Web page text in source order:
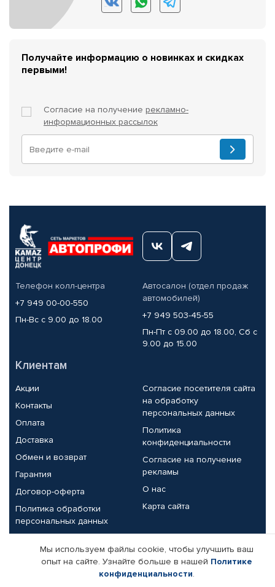
Получайте информацию о новинках и скидках
первыми!
Согласие на получение рекламно-
информационных рассылок
Телефон колл-центра
+7 949 00-00-550
Пн-Вс с 9.00 до 18.00
Автосалон (отдел продаж
автомобилей)
+7 949 503-45-55
Пн-Пт с 09.00 до 18.00, Сб с
9.00 до 15.00
Клиентам
Акции
Контакты
Оплата
Доставка
Обмен и возврат
Гарантия
Договор-оферта
Политика обработки
персональных данных
Согласие посетителя сайта
на обработку
персональных данных
Политика
конфиденциальности
Согласие на получение
рекламы
О нас
Карта сайта
Партнерам
Корпоративным клиентам
Реквизиты компании
Мы используем файлы cookie, чтобы улучшить ваш
опыт на сайте. Узнайте больше в нашей Политике
конфиденциальности.